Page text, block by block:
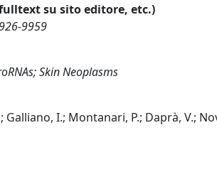
su sito editore, etc.)
9959
Skin Neoplasms
Galliano, I.; Montanari, P.; Daprà, V.;